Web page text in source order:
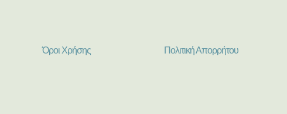
Όροι Χρήσης Πολιτική Απορρήτου